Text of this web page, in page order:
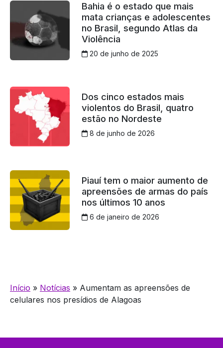
Bahia é o estado que mais
mata crianças e adolescentes
no Brasil, segundo Atlas da
Violência
20 de junho de 2025
Dos cinco estados mais
violentos do Brasil, quatro
estão no Nordeste
8 de junho de 2026
Piauí tem o maior aumento de
apreensões de armas do país
nos últimos 10 anos
6 de janeiro de 2026
Início » Notícias » Aumentam as apreensões de
celulares nos presídios de Alagoas